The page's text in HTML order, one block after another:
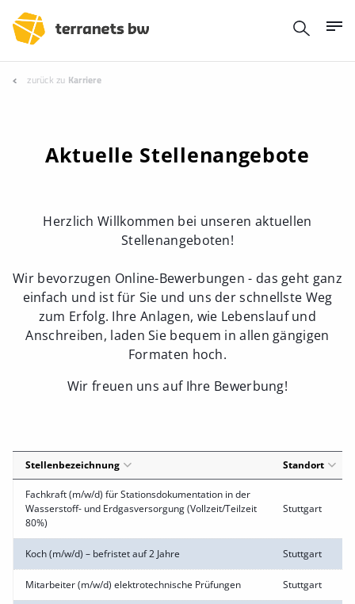
zurück zu Karriere
Aktuelle Stellenangebote
Herzlich Willkommen bei unseren aktuellen
Stellenangeboten!
Wir bevorzugen Online-Bewerbungen - das geht ganz
einfach und ist für Sie und uns der schnellste Weg
zum Erfolg. Ihre Anlagen, wie Lebenslauf und
Anschreiben, laden Sie bequem in allen gängigen
Formaten hoch.
Wir freuen uns auf Ihre Bewerbung!
Stellenbezeichnung Standort
Fachkraft (m/w/d) für Stationsdokumentation in der
Wasserstoff- und Erdgasversorgung (Vollzeit/Teilzeit
80%)
Stuttgart
Koch (m/w/d) – befristet auf 2 Jahre Stuttgart
Mitarbeiter (m/w/d) elektrotechnische Prüfungen Stuttgart